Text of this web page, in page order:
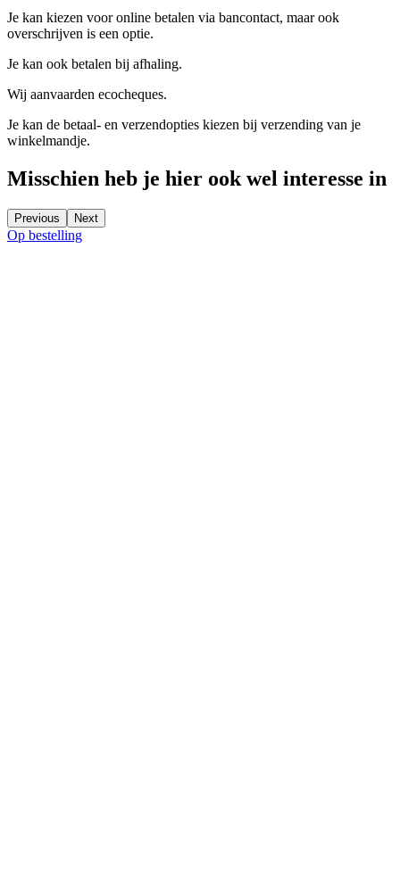
Je kan kiezen voor online betalen via bancontact, maar ook
overschrijven is een optie.
Je kan ook betalen bij afhaling.
Wij aanvaarden ecocheques.
Je kan de betaal- en verzendopties kiezen bij verzending van je
winkelmandje.
Misschien heb je hier ook wel interesse in
Previous Next
Op bestelling